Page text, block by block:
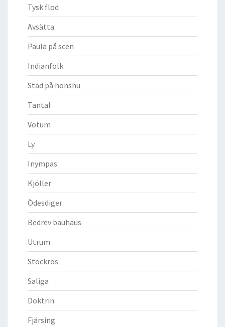
Tysk flod
Avsätta
Paula på scen
Indianfolk
Stad på honshu
Tantal
Votum
Ly
Inympas
Kjöller
Ödesdiger
Bedrev bauhaus
Utrum
Stockros
Saliga
Doktrin
Fjärsing